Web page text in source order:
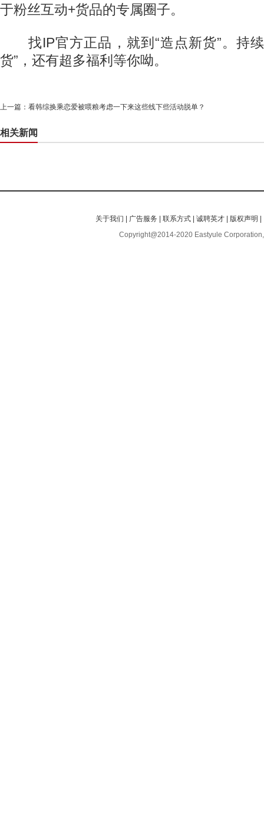
于粉丝互动+货品的专属圈子。
找IP官方正品，就到“造点新货”。持续
货”，还有超多福利等你呦。
上一篇： 看韩综换乘恋爱被喂粮考虑一下来这些线下些活动脱单？
相关新闻
关于我们 | 广告服务 |联系方式 |诚聘英才 | 版权声明 |
Copyright@2014-2020 Eastyule